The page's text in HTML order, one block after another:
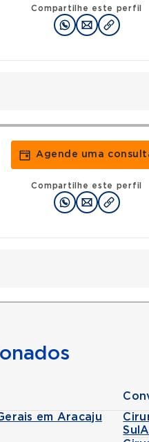
Compartilhe este perfil
Agende uma
Compartilhe este perfil
em Aracaju